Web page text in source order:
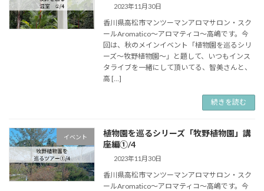
2023年11月30日
香川県高松市マンツーマンアロマサロン・スク
ールAromatico～アロマティコ～高嶋です。今
回は、秋のメインイベント「植物園を巡るシリ
ーズ～牧野植物園～」と題して、いつもインス
タライブを一緒にして頂いてる、智美さんと、
高 […]
続きを読む
イベント
植物園を巡るシリーズ「牧野植物園」講
座編①/4
2023年11月30日
香川県高松市マンツーマンアロマサロン・スク
ールAromatico～アロマティコ～高嶋です。今